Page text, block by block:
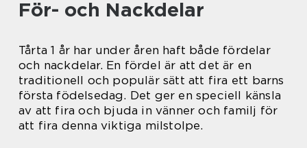
För- och Nackdelar
Tårta 1 år har under åren haft både fördelar
och nackdelar. En fördel är att det är en
traditionell och populär sätt att fira ett barns
första födelsedag. Det ger en speciell känsla
av att fira och bjuda in vänner och familj för
att fira denna viktiga milstolpe.